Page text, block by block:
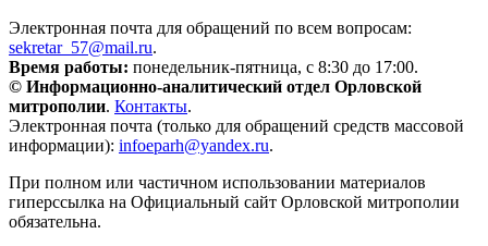
Электронная почта для обращений по всем вопросам:
sekretar_57@mail.ru.
Время работы: понедельник-пятница, с 8:30 до 17:00.
© Информационно-аналитический отдел Орловской
митрополии. Контакты.
Электронная почта (только для обращений средств массовой
информации): infoeparh@yandex.ru.
При полном или частичном использовании материалов
гиперссылка на Официальный сайт Орловской митрополии
обязательна.